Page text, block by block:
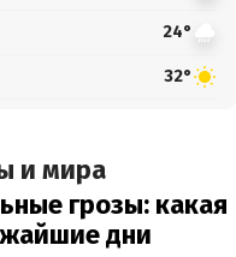
24°
32°
и мира
грозы: какая
дни